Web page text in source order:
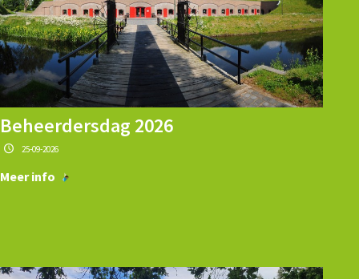
Beheerdersdag 2026
25-09-2026
Meer info